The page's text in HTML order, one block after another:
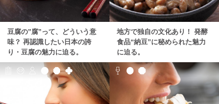
豆腐の”腐”って、どういう意
味？ 再認識したい日本の誇
り・豆腐の魅力に迫る。
地方で独自の文化あり！ 発酵
食品“納豆”に秘められた魅力
に迫る。